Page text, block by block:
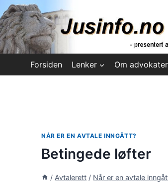
Skip
to
content
Forsiden Lenker Om advokater
NÅR ER EN AVTALE INNGÅTT?
Betingede løfter
/ Avtalerett / Når er en avtale